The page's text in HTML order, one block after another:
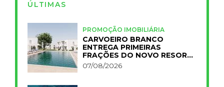
ÚLTIMAS
PROMOÇÃO IMOBILIÁRIA
CARVOEIRO BRANCO
ENTREGA PRIMEIRAS
FRAÇÕES DO NOVO RESORT
PRIMELIFE
07/08/2026